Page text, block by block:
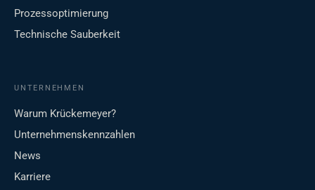
Prozessoptimierung
Technische Sauberkeit
UNTERNEHMEN
Warum Krückemeyer?
Unternehmenskennzahlen
News
Karriere